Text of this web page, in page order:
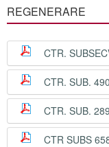
REGENERARE
CTR.
CTR. SUB.
CTR. SUB.
CTR SUBS